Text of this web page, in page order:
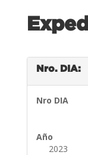
Nro. DIA:
Nro DIA
Año
2023